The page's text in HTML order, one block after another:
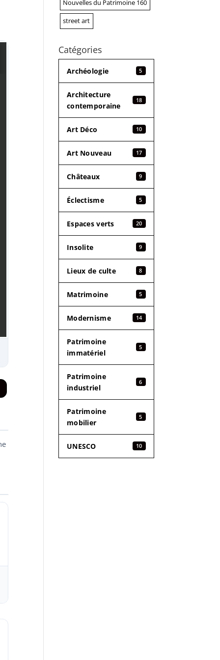
Nouvelles du Patrimoine 160
street art
Catégories
Archéologie 5
Architecture
contemporaine
18
Art Déco 10
Art Nouveau 17
Châteaux 9
Éclectisme 5
Espaces verts 20
Insolite 9
Lieux de culte 8
Matrimoine 5
Modernisme 14
Patrimoine
immatériel
5
Patrimoine
industriel
6
Patrimoine
mobilier
5
UNESCO 10